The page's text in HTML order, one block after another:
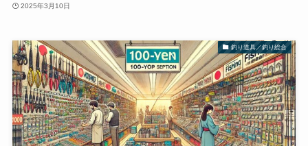
2025年3月10日
釣り道具／釣り総合